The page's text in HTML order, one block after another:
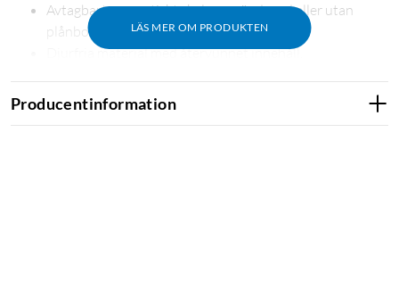
LÄS MER OM PRODUKTEN
Avtagbart magnetiskt skal – använd med eller utan
plånboksdel.
Djurfria material med återvunnet innehåll.
Magnet Wallet+ kan ersätta plånboken helt. Sex kortfack
Producentinformation